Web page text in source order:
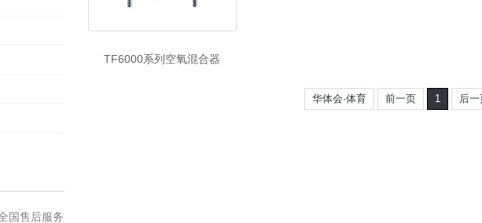
TF6000系列空氧混合器
华体会·体育 前一页 1 后一
国售后服务